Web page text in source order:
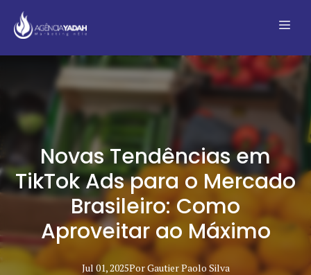
Novas Tendências em
TikTok Ads para o Mercado
Brasileiro: Como
Aproveitar ao Máximo
Jul 01, 2025PorGautier Paolo Silva